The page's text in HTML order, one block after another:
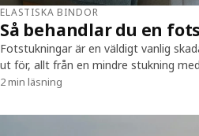
ELASTISKA BINDOR
Så behandlar du en
Fotstukningar är en väldigt vanlig
ut för, allt från en mindre stukning
2 min läsning